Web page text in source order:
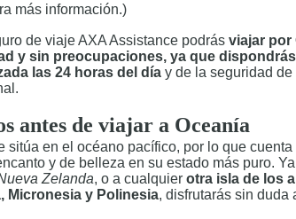
más información.)
de viaje AXA Assistance podrás viajar por
y sin preocupaciones, ya que
las 24 horas del día y de la seguridad
antes de viajar a Oceanía
sitúa en el océano pacífico, por lo que
y de belleza en su estado más puro.
Zelanda, o a cualquier otra isla de los
Micronesia y Polinesia, disfrutarás sin duda